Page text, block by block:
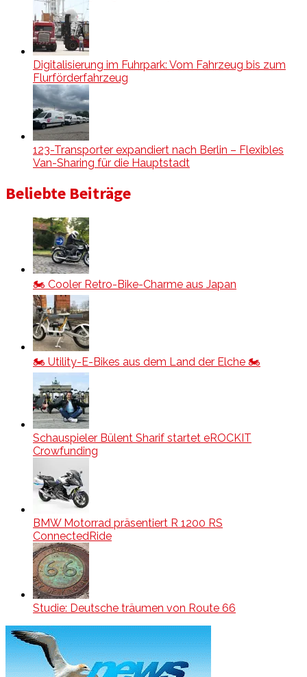
Digitalisierung im Fuhrpark: Vom Fahrzeug bis zum
Flurförderfahrzeug
123-Transporter expandiert nach Berlin – Flexibles
Van-Sharing für die Hauptstadt
Beliebte Beiträge
🏍️ Cooler Retro-Bike-Charme aus Japan
🏍️ Utility-E-Bikes aus dem Land der Elche 🏍️
Schauspieler Bülent Sharif startet eROCKIT
Crowfunding
BMW Motorrad präsentiert R 1200 RS
ConnectedRide
Studie: Deutsche träumen von Route 66